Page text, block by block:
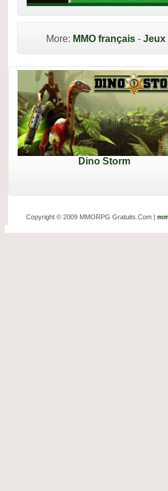
More: MMO français - Jeux
Dino Storm
Copyright © 2009 MMORPG Gratuits.Com |